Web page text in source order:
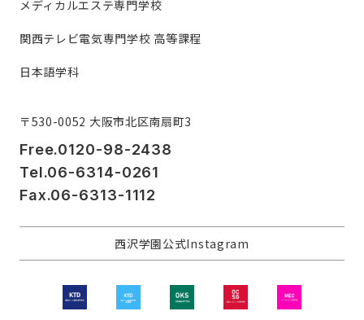
メディカルエステ専門学校
関西テレビ電気専門学校 高等課程
日本語学科
〒530-0052 大阪市北区南扇町3
Free.0120-98-2438
Tel.06-6314-0261
Fax.06-6313-1112
西沢学園公式Instagram